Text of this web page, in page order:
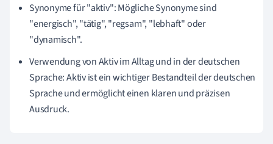
Synonyme für "aktiv": Mögliche Synonyme sind
"energisch", "tätig", "regsam", "lebhaft" oder
"dynamisch".
Verwendung von Aktiv im Alltag und in der deutschen
Sprache: Aktiv ist ein wichtiger Bestandteil der deutschen
Sprache und ermöglicht einen klaren und präzisen
Ausdruck.